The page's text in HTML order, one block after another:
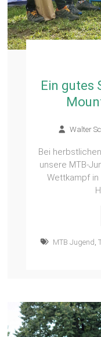
Ein gutes
Walter
Bei
unsere MTB-
Wettkampf in
MTB Jugend ,